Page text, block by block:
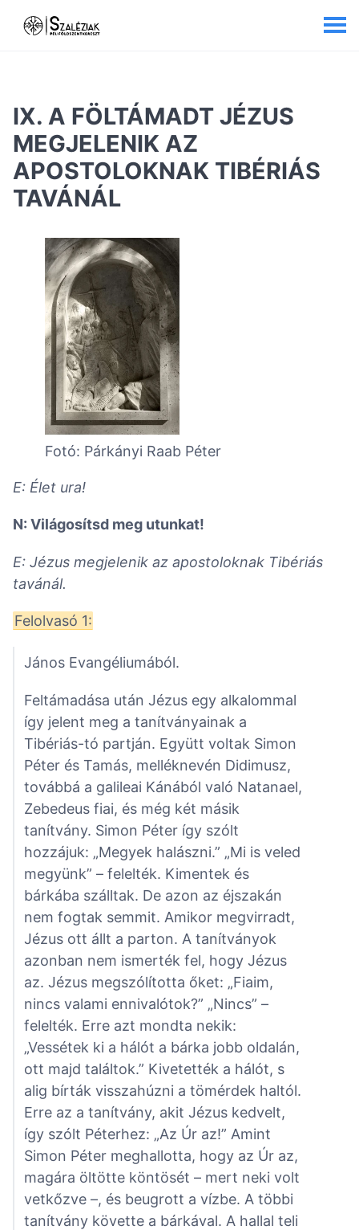
IX. A FÖLTÁMADT JÉZUS
MEGJELENIK AZ
APOSTOLOKNAK TIBÉRIÁS
TAVÁNÁL
Fotó: Párkányi Raab Péter
E: Élet ura!
N: Világosítsd meg utunkat!
E: Jézus megjelenik az apostoloknak Tibériás
tavánál.
Felolvasó 1:
János Evangéliumából.
Feltámadása után Jézus egy alkalommal
így jelent meg a tanítványainak a
Tibériás-tó partján. Együtt voltak Simon
Péter és Tamás, melléknevén Didimusz,
továbbá a galileai Kánából való Natanael,
Zebedeus fiai, és még két másik
tanítvány. Simon Péter így szólt
hozzájuk: „Megyek halászni.” „Mi is veled
megyünk” – felelték. Kimentek és
bárkába szálltak. De azon az éjszakán
nem fogtak semmit. Amikor megvirradt,
Jézus ott állt a parton. A tanítványok
azonban nem ismerték fel, hogy Jézus
az. Jézus megszólította őket: „Fiaim,
nincs valami ennivalótok?” „Nincs” –
felelték. Erre azt mondta nekik:
„Vessétek ki a hálót a bárka jobb oldalán,
ott majd találtok.” Kivetették a hálót, s
alig bírták visszahúzni a tömérdek haltól.
Erre az a tanítvány, akit Jézus kedvelt,
így szólt Péterhez: „Az Úr az!” Amint
Simon Péter meghallotta, hogy az Úr az,
magára öltötte köntösét – mert neki volt
vetkőzve –, és beugrott a vízbe. A többi
tanítvány követte a bárkával. A hallal teli